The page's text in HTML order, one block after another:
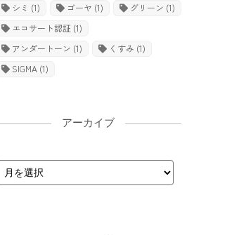
シミ (1) ゴーヤ (1) グリーン (1)
エコサート認証 (1)
アンダートーン (1) くすみ (1)
SIGMA (1)
アーカイブ